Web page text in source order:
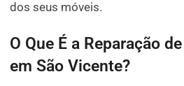
dos seus móveis.
O Que É a Reparação
em São Vicente?